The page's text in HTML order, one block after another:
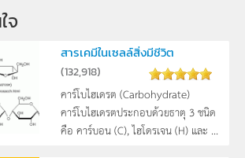
จ
สารเคมีในเซลล์สิ่งมีชีวิต
(132,918)
คาร์โบไฮเดรต (Carbohydrate)
คาร์โบไฮเดรตประกอบด้วยธาตุ 3 ชนิด
คือ คาร์บอน (C), ไฮโดรเจน (H) และ ...